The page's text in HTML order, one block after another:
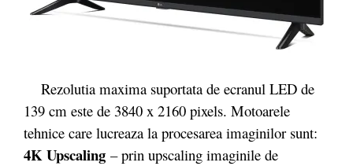
Rezolutia maxima suportata de ecranul LED de
139 cm este de 3840 x 2160 pixels. Motoarele
tehnice care lucreaza la procesarea imaginilor sunt:
4K Upscaling – prin upscaling imaginile de